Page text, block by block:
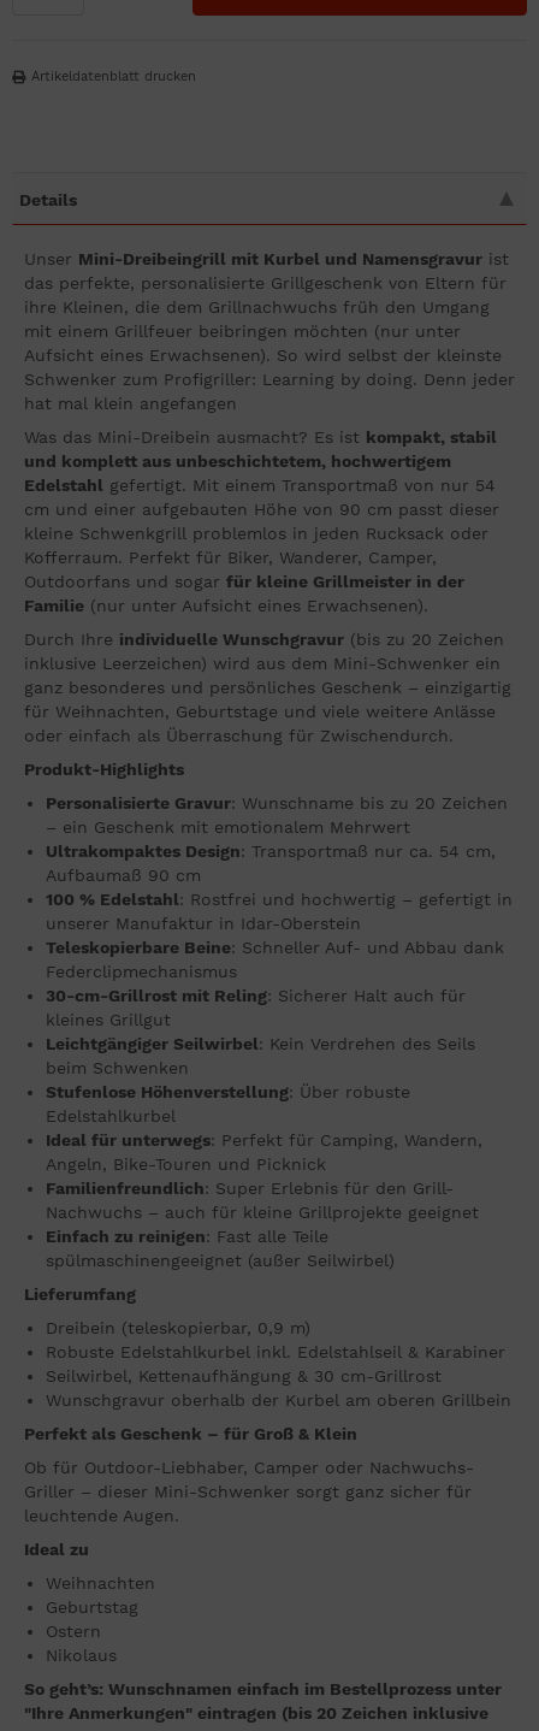
Artikeldatenblatt drucken
Details
Unser Mini-Dreibeingrill mit Kurbel und Namensgravur ist
das perfekte, personalisierte Grillgeschenk von Eltern für
ihre Kleinen, die dem Grillnachwuchs früh den Umgang
mit einem Grillfeuer beibringen möchten (nur unter
Aufsicht eines Erwachsenen). So wird selbst der kleinste
Schwenker zum Profigriller: Learning by doing. Denn jeder
hat mal klein angefangen
Was das Mini-Dreibein ausmacht? Es ist kompakt, stabil
und komplett aus unbeschichtetem, hochwertigem
Edelstahl gefertigt. Mit einem Transportmaß von nur 54
cm und einer aufgebauten Höhe von 90 cm passt dieser
kleine Schwenkgrill problemlos in jeden Rucksack oder
Kofferraum. Perfekt für Biker, Wanderer, Camper,
Outdoorfans und sogar für kleine Grillmeister in der
Familie (nur unter Aufsicht eines Erwachsenen).
Durch Ihre individuelle Wunschgravur (bis zu 20 Zeichen
inklusive Leerzeichen) wird aus dem Mini-Schwenker ein
ganz besonderes und persönliches Geschenk – einzigartig
für Weihnachten, Geburtstage und viele weitere Anlässe
oder einfach als Überraschung für Zwischendurch.
Produkt-Highlights
Personalisierte Gravur: Wunschname bis zu 20 Zeichen
– ein Geschenk mit emotionalem Mehrwert
Ultrakompaktes Design: Transportmaß nur ca. 54 cm,
Aufbaumaß 90 cm
100 % Edelstahl: Rostfrei und hochwertig – gefertigt in
unserer Manufaktur in Idar-Oberstein
Teleskopierbare Beine: Schneller Auf- und Abbau dank
Federclipmechanismus
30-cm-Grillrost mit Reling: Sicherer Halt auch für
kleines Grillgut
Leichtgängiger Seilwirbel: Kein Verdrehen des Seils
beim Schwenken
Stufenlose Höhenverstellung: Über robuste
Edelstahlkurbel
Ideal für unterwegs: Perfekt für Camping, Wandern,
Angeln, Bike-Touren und Picknick
Familienfreundlich: Super Erlebnis für den Grill-
Nachwuchs – auch für kleine Grillprojekte geeignet
Einfach zu reinigen: Fast alle Teile
spülmaschinengeeignet (außer Seilwirbel)
Lieferumfang
Dreibein (teleskopierbar, 0,9 m)
Robuste Edelstahlkurbel inkl. Edelstahlseil & Karabiner
Seilwirbel, Kettenaufhängung & 30 cm-Grillrost
Wunschgravur oberhalb der Kurbel am oberen Grillbein
Perfekt als Geschenk – für Groß & Klein
Ob für Outdoor-Liebhaber, Camper oder Nachwuchs-
Griller – dieser Mini-Schwenker sorgt ganz sicher für
leuchtende Augen.
Ideal zu
Weihnachten
Geburtstag
Ostern
Nikolaus
So geht’s: Wunschnamen einfach im Bestellprozess unter
"Ihre Anmerkungen" eintragen (bis 20 Zeichen inklusive